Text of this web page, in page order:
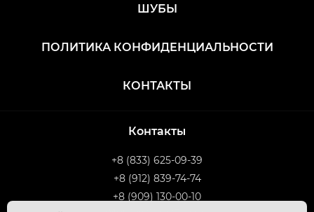
ШУБЫ
ПОЛИТИКА КОНФИДЕНЦИАЛЬНОСТИ
КОНТАКТЫ
Контакты
+8 (833) 625-09-39
+8 (912) 839-74-74
+8 (909) 130-00-10